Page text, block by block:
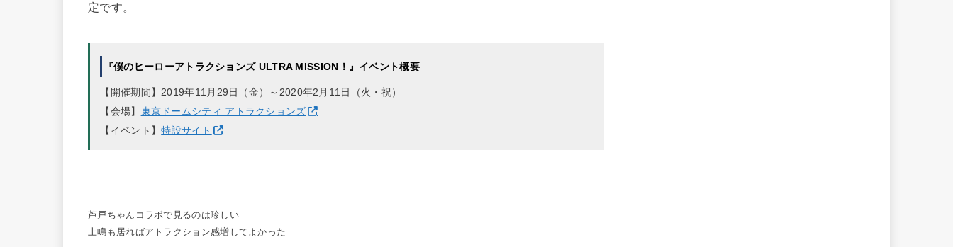
定です。
『僕のヒーローアトラクションズ ULTRA MISSION！』イベント概要
【開催期間】2019年11月29日（金）～2020年2月11日（火・祝）
【会場】 東京ドームシティ アトラクションズ
【イベント】特設サイト
芦戸ちゃんコラボで見るのは珍しい
上鳴も居ればアトラクション感増してよかった